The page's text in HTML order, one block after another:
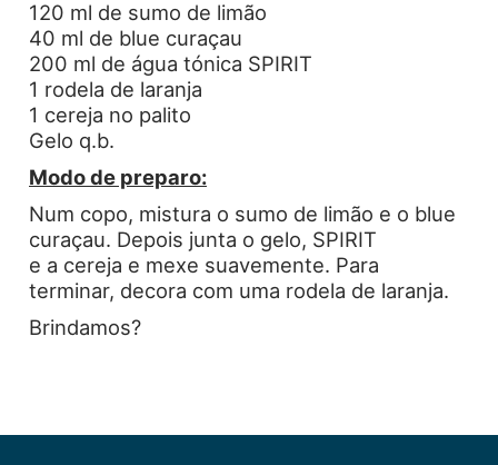
120 ml de sumo de limão
40 ml de blue curaçau
200 ml de água tónica SPIRIT
1 rodela de laranja
1 cereja no palito
Gelo q.b.
Modo de preparo:
Num copo, mistura o sumo de limão e o blue
curaçau. Depois junta o gelo, SPIRIT
e a cereja e mexe suavemente. Para
terminar, decora com uma rodela de laranja.
Brindamos?